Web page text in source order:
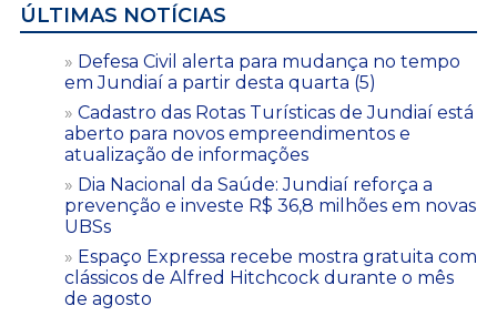
ÚLTIMAS NOTÍCIAS
Defesa Civil alerta para mudança no tempo
em Jundiaí a partir desta quarta (5)
Cadastro das Rotas Turísticas de Jundiaí está
aberto para novos empreendimentos e
atualização de informações
Dia Nacional da Saúde: Jundiaí reforça a
prevenção e investe R$ 36,8 milhões em novas
UBSs
Espaço Expressa recebe mostra gratuita com
clássicos de Alfred Hitchcock durante o mês
de agosto